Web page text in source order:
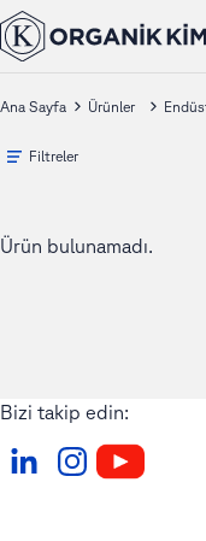
Ana Sayfa Ürünler
Filtreler
Ürün bulunamadı.
Bizi takip edin: